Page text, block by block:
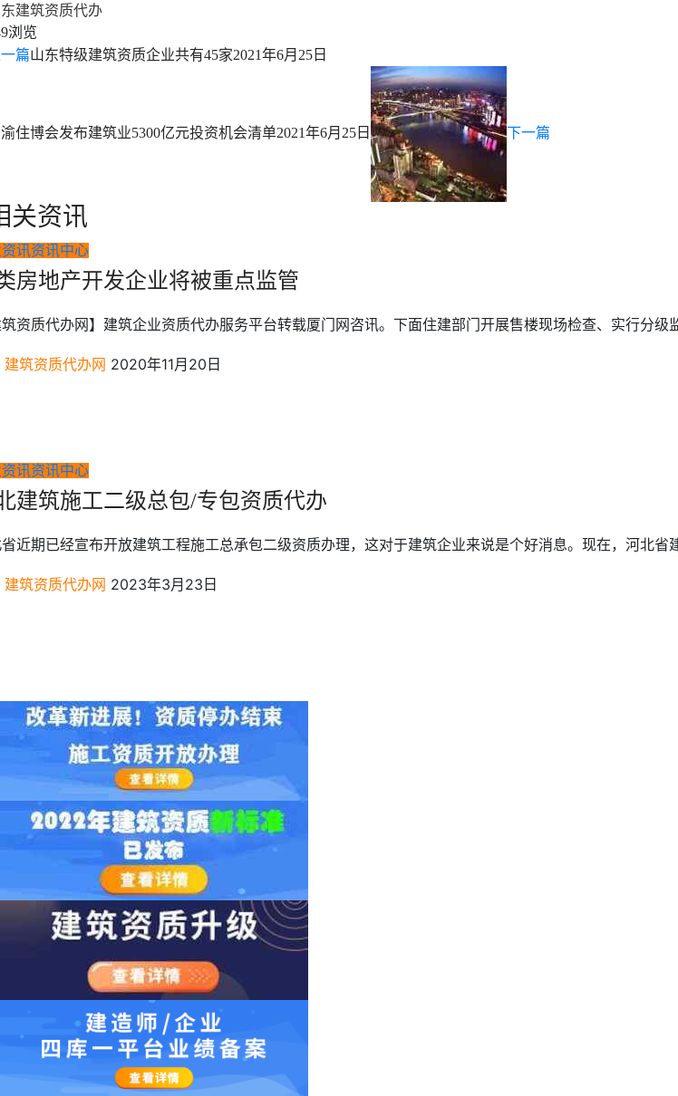
建筑资质代办
浏览
篇山东特级建筑资质企业共有45家2021年6月25日
住博会发布建筑业5300亿元投资机会清单2021年6月25日 下一篇
关资讯
讯资讯中心
房地产开发企业将被重点监管
资质代办网】建筑企业资质代办服务平台转载厦门网咨讯。下面住建部门开展售楼现场检查、实行分
建筑资质代办网 2020年11月20日
讯资讯中心
建筑施工二级总包/专包资质代办
近期已经宣布开放建筑工程施工总承包二级资质办理，这对于建筑企业来说是个好消息。现在，河北
建筑资质代办网 2023年3月23日